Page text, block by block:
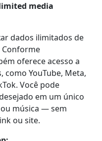
media
dados ilimitados de
Conforme
oferece acesso a
como YouTube, Meta,
Você pode
em um único
música — sem
ou site.